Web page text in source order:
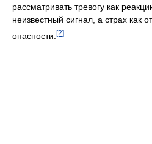
рассматривать тревогу как
неизвестный сигнал, а страх как
опасности. [2]